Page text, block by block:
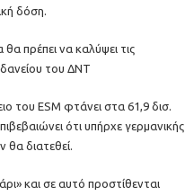
δόση.
πρέπει να καλύψει τις
του ΔΝΤ
του ESM φτάνει στα 61,9 δισ.
ότι υπήρχε γερμανικής
θα διατεθεί.
και σε αυτό προστίθενται